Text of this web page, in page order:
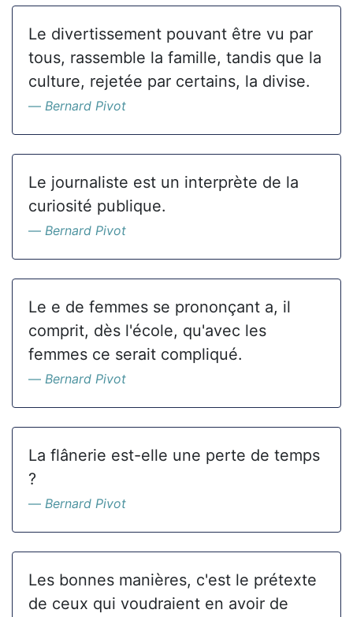
Le divertissement pouvant être vu par
tous, rassemble la famille, tandis que la
culture, rejetée par certains, la divise.
Bernard Pivot
Le journaliste est un interprète de la
curiosité publique.
Bernard Pivot
Le e de femmes se prononçant a, il
comprit, dès l'école, qu'avec les
femmes ce serait compliqué.
Bernard Pivot
La flânerie est-elle une perte de temps
?
Bernard Pivot
Les bonnes manières, c'est le prétexte
de ceux qui voudraient en avoir de